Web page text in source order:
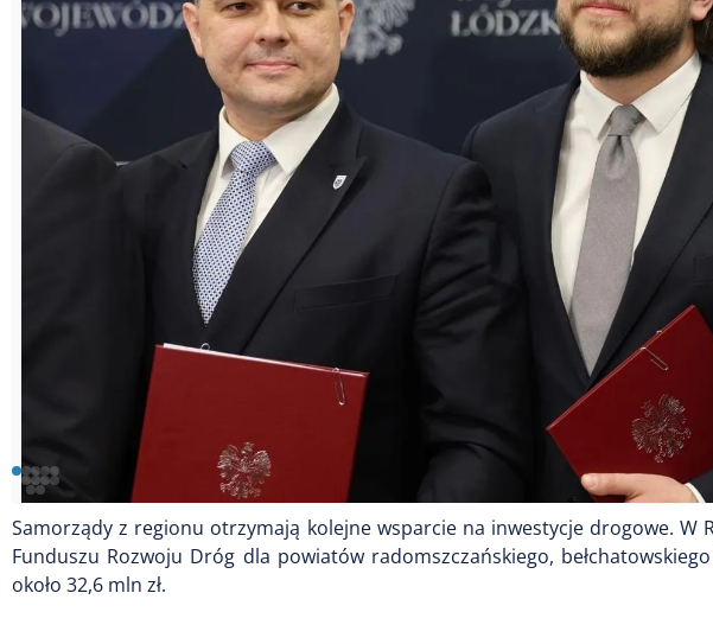
Samorządy z regionu otrzymają kolejne wsparcie na inwestycje drogowe. W
Funduszu Rozwoju Dróg dla powiatów radomszczańskiego,
około 32,6 mln zł.